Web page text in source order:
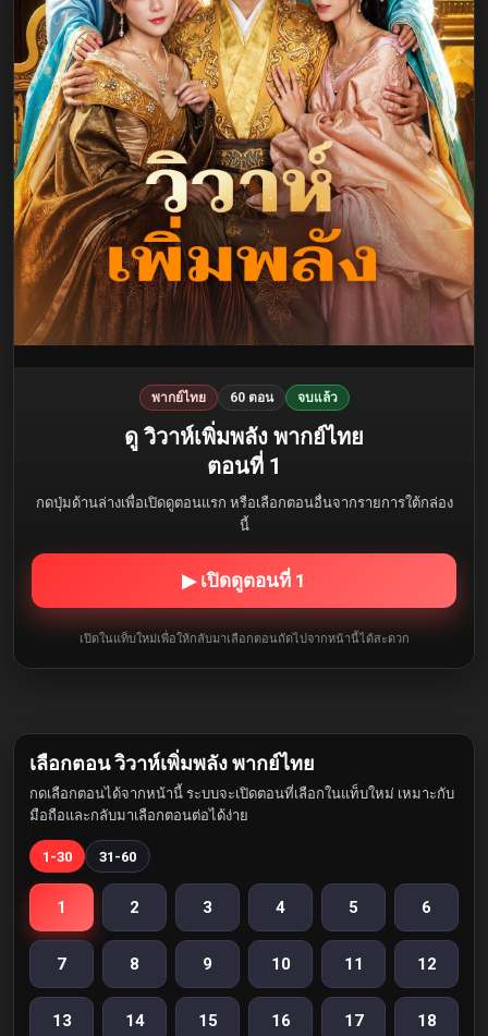
พากย์ไทย 60 ตอน จบแล้ว
ดู วิวาห์เพิ่มพลัง พากย์ไทย
ตอนที่ 1
กดปุ่มด้านล่างเพื่อเปิดดูตอนแรก หรือเลือกตอนอื่นจากรายการใต้กล่อง
นี้
▶ เปิดดูตอนที่ 1
เปิดในแท็บใหม่เพื่อให้กลับมาเลือกตอนถัดไปจากหน้านี้ได้สะดวก
เลือกตอน วิวาห์เพิ่มพลัง พากย์ไทย
กดเลือกตอนได้จากหน้านี้ ระบบจะเปิดตอนที่เลือกในแท็บใหม่ เหมาะกับ
มือถือและกลับมาเลือกตอนต่อได้ง่าย
1-30 31-60
1 2 3 4 5 6
7 8 9 10 11 12
13 14 15 16 17 18